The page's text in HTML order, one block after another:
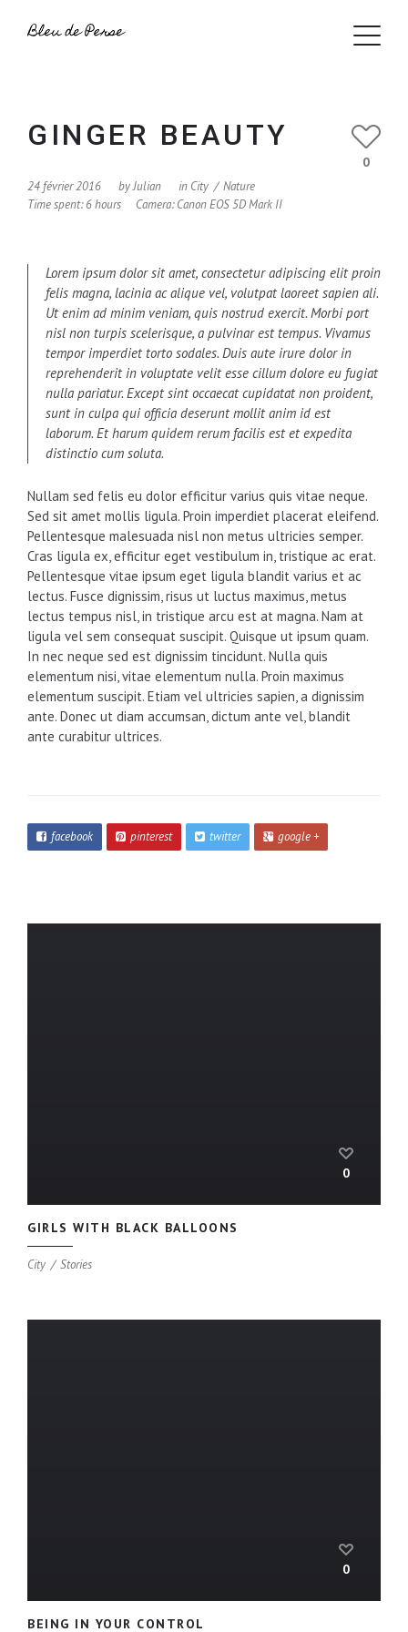
GINGER BEAUTY
24 février 2016 byJulian in City
Nature
Time spent: 6 hours
Camera: Canon EOS 5D Mark II
0
Lorem ipsum dolor sit amet, consectetur adipiscing elit proin
felis magna, lacinia ac alique vel, volutpat laoreet sapien ali.
Ut enim ad minim veniam, quis nostrud exercit. Morbi port
nisl non turpis scelerisque, a pulvinar est tempus. Vivamus
tempor imperdiet torto sodales. Duis aute irure dolor in
reprehenderit in voluptate velit esse cillum dolore eu fugiat
nulla pariatur. Except sint occaecat cupidatat non proident,
sunt in culpa qui officia deserunt mollit anim id est
laborum. Et harum quidem rerum facilis est et expedita
distinctio cum soluta.
Nullam sed felis eu dolor efficitur varius quis vitae neque.
Sed sit amet mollis ligula. Proin imperdiet placerat eleifend.
Pellentesque malesuada nisl non metus ultricies semper.
Cras ligula ex, efficitur eget vestibulum in, tristique ac erat.
Pellentesque vitae ipsum eget ligula blandit varius et ac
lectus. Fusce dignissim, risus ut luctus maximus, metus
lectus tempus nisl, in tristique arcu est at magna. Nam at
ligula vel sem consequat suscipit. Quisque ut ipsum quam.
In nec neque sed est dignissim tincidunt. Nulla quis
elementum nisi, vitae elementum nulla. Proin maximus
elementum suscipit. Etiam vel ultricies sapien, a dignissim
ante. Donec ut diam accumsan, dictum ante vel, blandit
ante curabitur ultrices.
facebook pinterest twitter google +
0
GIRLS WITH BLACK BALLOONS
City Stories
0
BEING IN YOUR CONTROL